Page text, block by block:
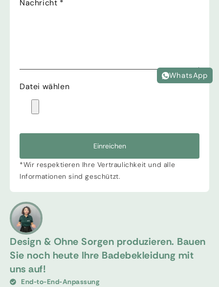
Design & Ohne Sorgen produzieren. Bauen
Sie noch heute Ihre Badebekleidung mit
uns auf!
End-to-End-Anpassung
Nachricht *
Datei wählen
Einreichen
*Wir respektieren Ihre Vertraulichkeit und alle
Informationen sind geschützt.
WhatsApp